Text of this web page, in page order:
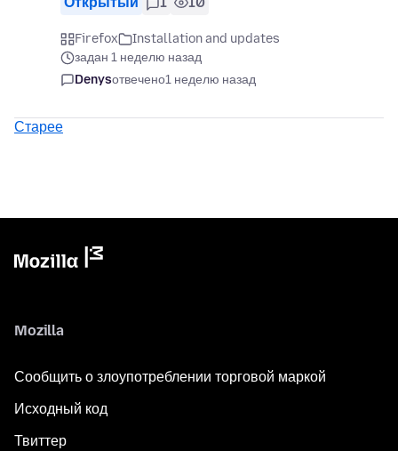
Firefox
Installation and updates
задан 1 неделю назад
Denysотвечено1 неделю назад
Старее
Mozilla
Сообщить о злоупотреблении торговой маркой
Исходный код
Твиттер